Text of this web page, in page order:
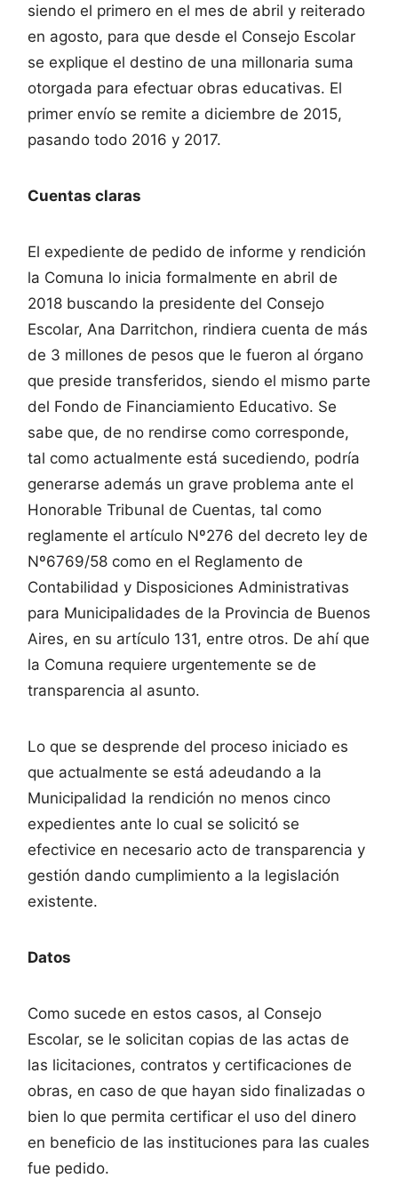
siendo el primero en el mes de abril y reiterado
en agosto, para que desde el Consejo Escolar
se explique el destino de una millonaria suma
otorgada para efectuar obras educativas. El
primer envío se remite a diciembre de 2015,
pasando todo 2016 y 2017.
Cuentas claras
El expediente de pedido de informe y rendición
la Comuna lo inicia formalmente en abril de
2018 buscando la presidente del Consejo
Escolar, Ana Darritchon, rindiera cuenta de más
de 3 millones de pesos que le fueron al órgano
que preside transferidos, siendo el mismo parte
del Fondo de Financiamiento Educativo. Se
sabe que, de no rendirse como corresponde,
tal como actualmente está sucediendo, podría
generarse además un grave problema ante el
Honorable Tribunal de Cuentas, tal como
reglamente el artículo Nº276 del decreto ley de
Nº6769/58 como en el Reglamento de
Contabilidad y Disposiciones Administrativas
para Municipalidades de la Provincia de Buenos
Aires, en su artículo 131, entre otros. De ahí que
la Comuna requiere urgentemente se de
transparencia al asunto.
Lo que se desprende del proceso iniciado es
que actualmente se está adeudando a la
Municipalidad la rendición no menos cinco
expedientes ante lo cual se solicitó se
efectivice en necesario acto de transparencia y
gestión dando cumplimiento a la legislación
existente.
Datos
Como sucede en estos casos, al Consejo
Escolar, se le solicitan copias de las actas de
las licitaciones, contratos y certificaciones de
obras, en caso de que hayan sido finalizadas o
bien lo que permita certificar el uso del dinero
en beneficio de las instituciones para las cuales
fue pedido.